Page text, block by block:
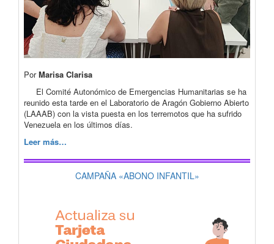
PorMarisa Clarisa
El Comité Autonómico de Emergencias Humanitarias se ha
reunido esta tarde en el Laboratorio de Aragón Gobierno Abierto
(LAAAB) con la vista puesta en los terremotos que ha sufrido
Venezuela en los últimos días.
Leer más…
CAMPAÑA «ABONO INFANTIL»